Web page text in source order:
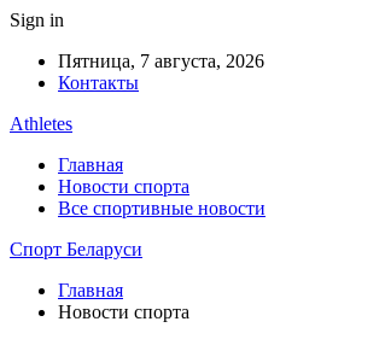
Sign in
Пятница, 7 августа, 2026
Контакты
Athletes
Главная
Новости спорта
Все спортивные новости
Спорт Беларуси
Главная
Новости спорта